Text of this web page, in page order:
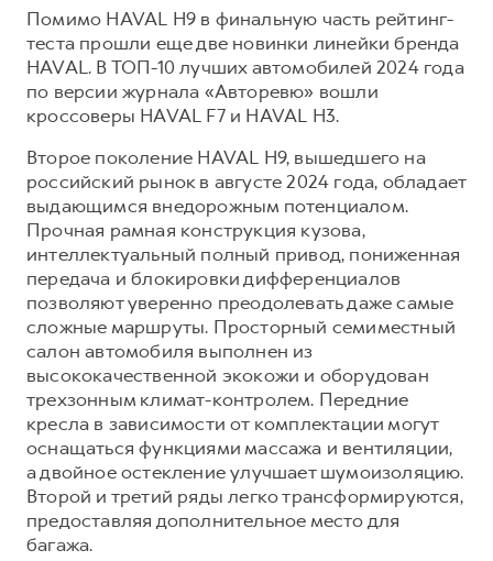
Помимо HAVAL H9 в финальную часть рейтинг-
теста прошли еще две новинки линейки бренда
HAVAL. В ТОП-10 лучших автомобилей 2024 года
по версии журнала «Авторевю» вошли
кроссоверы HAVAL F7 и HAVAL H3.
Второе поколение HAVAL H9, вышедшего на
российский рынок в августе 2024 года, обладает
выдающимся внедорожным потенциалом.
Прочная рамная конструкция кузова,
интеллектуальный полный привод, пониженная
передача и блокировки дифференциалов
позволяют уверенно преодолевать даже самые
сложные маршруты. Просторный семиместный
салон автомобиля выполнен из
высококачественной экокожи и оборудован
трехзонным климат-контролем. Передние
кресла в зависимости от комплектации могут
оснащаться функциями массажа и вентиляции,
а двойное остекление улучшает шумоизоляцию.
Второй и третий ряды легко трансформируются,
предоставляя дополнительное место для
багажа.